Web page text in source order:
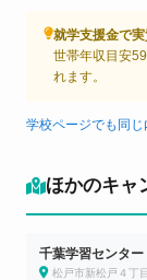
就学支援金で実
世帯年収目安
れます。
学校ページでも同
ほかのキャ
千葉学習センター
松戸市新松戸４丁